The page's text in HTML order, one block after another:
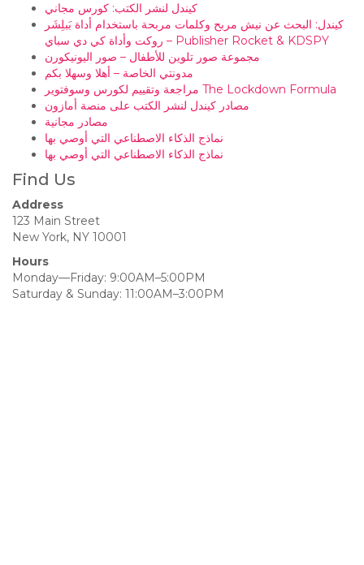
كيندل لنشر الكتب: كورس مجاني
كيندل: البحث عن نيش مربح وكلمات مربحة باستخدام أداة بَبلِشَر
روكت وأداة كي دي سباي – Publisher Rocket & KDSPY
مجموعة صور تلوين للأطفال – صور اليونيكورن
مدونتي الخاصة – أهلا وسهلا بكم
مراجعة وتقييم لكورس وسوفتوير The Lockdown Formula
مصادر كيندل لنشر الكتب على منصة أمازون
مصادر مجانية
نماذج الذكاء الاصطناعي التي أوصي بها
نماذج الذكاء الاصطناعي التي أوصي بها
Find Us
Address
123 Main Street
New York, NY 10001
Hours
Monday—Friday: 9:00AM–5:00PM
Saturday & Sunday: 11:00AM–3:00PM